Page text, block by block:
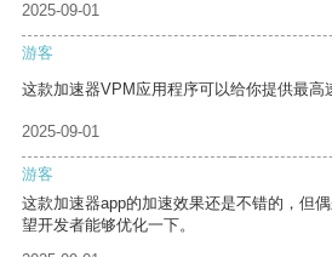
2025-09-01
游客
这款加速器VPM应用程序可以给你提供最高
2025-09-01
游客
这款加速器app的加速效果还是不错的，但
望开发者能够优化一下。